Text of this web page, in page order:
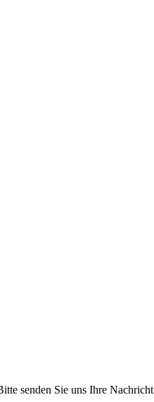
senden Sie uns Ihre